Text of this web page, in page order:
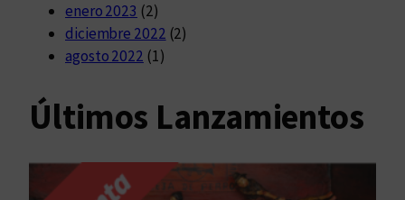
enero 2023 (2)
diciembre 2022 (2)
agosto 2022 (1)
Últimos Lanzamientos